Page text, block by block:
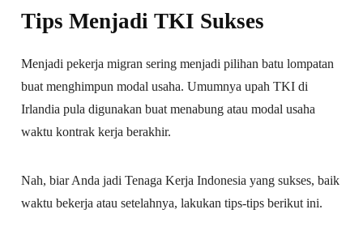
Tips Menjadi TKI Sukses
Menjadi pekerja migran sering menjadi pilihan batu lompatan
buat menghimpun modal usaha. Umumnya upah TKI di
Irlandia pula digunakan buat menabung atau modal usaha
waktu kontrak kerja berakhir.
Nah, biar Anda jadi Tenaga Kerja Indonesia yang sukses, baik
waktu bekerja atau setelahnya, lakukan tips-tips berikut ini.